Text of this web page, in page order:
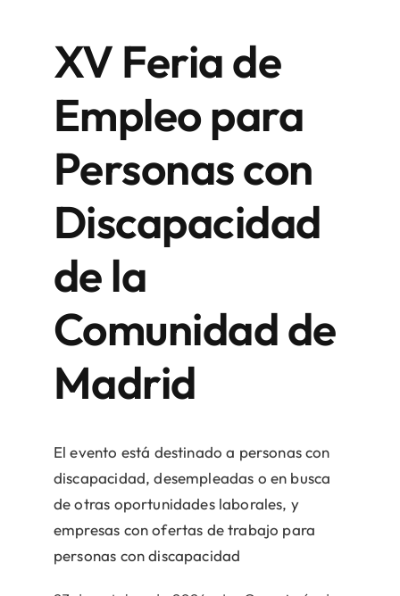
XV Feria de
Empleo para
Personas con
Discapacidad
de la
Comunidad de
Madrid
El evento está destinado a personas con
discapacidad, desempleadas o en busca
de otras oportunidades laborales, y
empresas con ofertas de trabajo para
personas con discapacidad